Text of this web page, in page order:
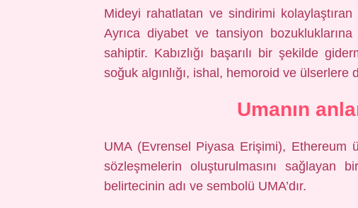
Mideyi rahatlatan ve sindirimi
Ayrıca diyabet ve tansiyon
sahiptir. Kabızlığı başarılı bir şekilde
soğuk algınlığı, ishal, hemoroid ve ülserlere
Umanın
UMA (Evrensel Piyasa Erişimi), Ethereum
sözleşmelerin oluşturulmasını sağlayan
belirtecinin adı ve sembolü UMA’dır.